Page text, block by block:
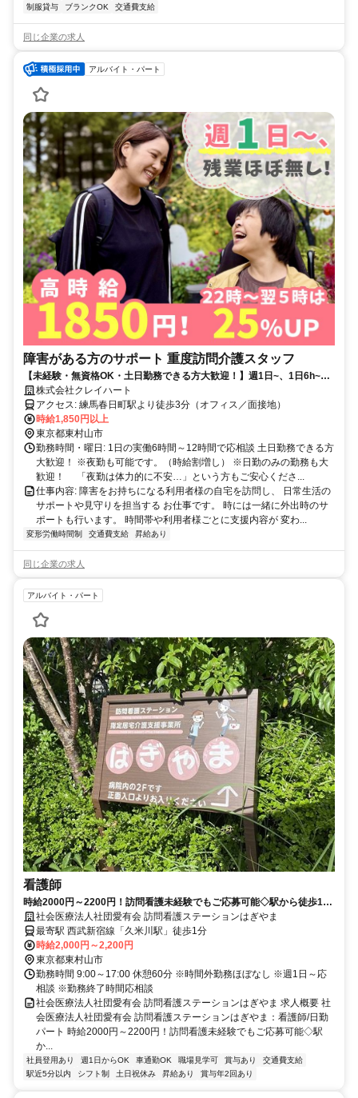
制服貸与 ブランクOK 交通費支給
同じ企業の求人
アルバイト・パート
障害がある方のサポート 重度訪問介護スタッフ
【未経験・無資格OK・土日勤務できる方大歓迎！】週1日~、1日6h~勤
務可能！平日の み・土日のみもOK！月80時間以上勤務で2万円の手当を
支給します！
株式会社クレイハート
アクセス: 練馬春日町駅より徒歩3分（オフィス／面接地）
時給1,850円以上
東京都東村山市
勤務時間・曜日: 1日の実働6時間～12時間で応相談 土日勤務できる方
大歓迎！ ※夜勤も可能です。（時給割増し） ※日勤のみの勤務も大
歓迎！ 「夜勤は体力的に不安…」という方もご安心くださ...
仕事内容: 障害をお持ちになる利用者様の自宅を訪問し、 日常生活の
サポートや見守りを担当する お仕事です。 時には一緒に外出時のサ
ポートも行います。 時間帯や利用者様ごとに支援内容が 変わ...
変形労働時間制 交通費支給 昇給あり
同じ企業の求人
アルバイト・パート
看護師
時給2000円～2200円！訪問看護未経験でもご応募可能◇駅から徒歩1分
◎土日祝は固定休☆週1日～応相談☆17:00終業または終業時間の相談可
能！【東村山市、久米川駅、訪問看護、看護師、日勤パート】
社会医療法人社団愛有会 訪問看護ステーションはぎやま
最寄駅 西武新宿線「久米川駅」徒歩1分
時給2,000円～2,200円
東京都東村山市
勤務時間 9:00～17:00 休憩60分 ※時間外勤務ほぼなし ※週1日～応
相談 ※勤務終了時間応相談
社会医療法人社団愛有会 訪問看護ステーションはぎやま 求人概要 社
会医療法人社団愛有会 訪問看護ステーションはぎやま：看護師/日勤
パート 時給2000円～2200円！訪問看護未経験でもご応募可能◇駅
か...
社員登用あり 週1日からOK 車通勤OK 職場見学可 賞与あり
交通費支給
駅近5分以内
シフト制 土日祝休み 昇給あり 賞与年2回あり